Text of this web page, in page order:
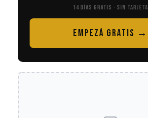
14 DÍAS GRATIS · SIN TARJETA
EMPEZÁ GRATIS →